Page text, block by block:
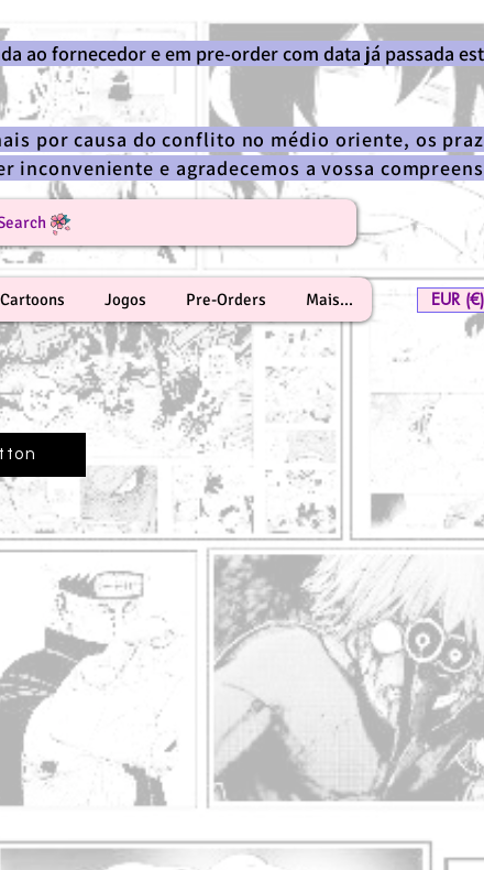
ao fornecedor e em pre-order com data já passada
por causa do conflito no médio oriente, os
e agradecemos a vossa
Jogos Pre-Orders Mais... EUR (€)